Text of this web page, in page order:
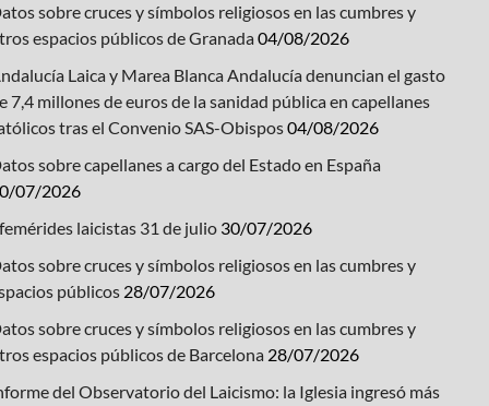
sobre cruces y símbolos religiosos en las cumbres y
espacios públicos de Granada04/08/2026
Laica y Marea Blanca Andalucía denuncian el gasto
7,4 millones de euros de la sanidad pública en capellanes
tras el Convenio SAS-Obispos04/08/2026
sobre capellanes a cargo del Estado en España
07/2026
laicistas 31 de julio 30/07/2026
sobre cruces y símbolos religiosos en las cumbres y
públicos 28/07/2026
sobre cruces y símbolos religiosos en las cumbres y
espacios públicos de Barcelona 28/07/2026
del Observatorio del Laicismo: la Iglesia ingresó más